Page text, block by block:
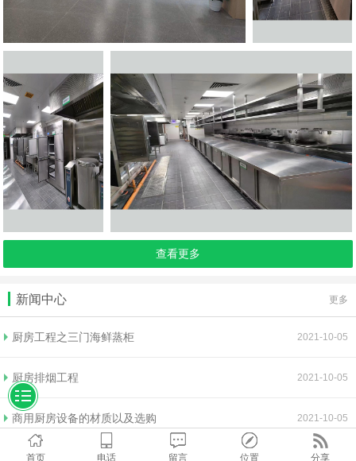
查看更多
新闻中心 更多
厨房工程之三门海鲜蒸柜 2021-10-05
厨房排烟工程 2021-10-05
商用厨房设备的材质以及选购 2021-10-05
首页 电话 留言 位置 分享